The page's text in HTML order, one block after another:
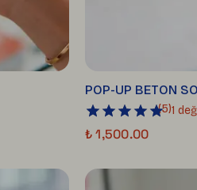
POP-UP BETON
(5)1
₺ 1,500.00